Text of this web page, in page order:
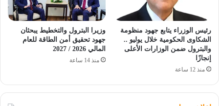
رئيس الوزراء يتابع جهود منظومة
الشكاوى الحكومية خلال يوليو ..
والبترول ضمن الوزارات الأعلى
إنجازًا
منذ 12 ساعة
وزيرا البترول والتخطيط يبحثان
جهود تحقيق أمن الطاقة للعام
المالي 2026 / 2027
منذ 14 ساعة